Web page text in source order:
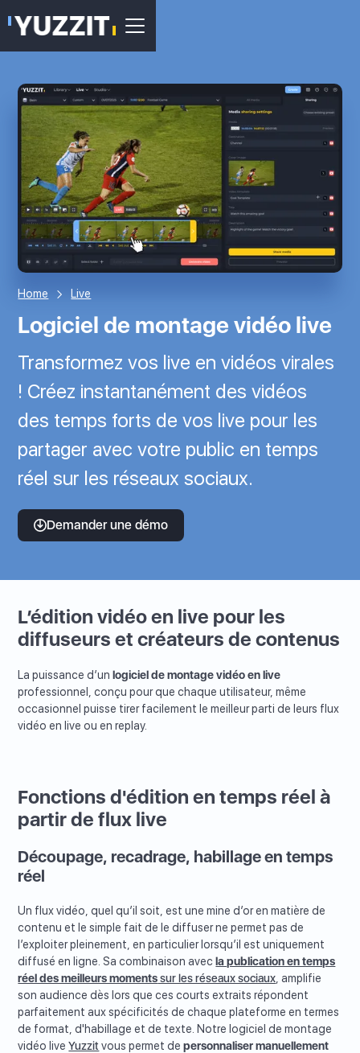
Home Live
Logiciel de montage vidéo live
Transformez vos live en vidéos virales
! Créez instantanément des vidéos
des temps forts de vos live pour les
partager avec votre public en temps
réel sur les réseaux sociaux.
Demander une démo
L’édition vidéo en live pour les
diffuseurs et créateurs de contenus
La puissance d’unlogiciel de montage vidéo en live
professionnel, conçu pour que chaque utilisateur, même
occasionnel puisse tirer facilement le meilleur parti de leurs flux
vidéo en live ou en replay.
Fonctions d'édition en temps réel à
partir de flux live
Découpage, recadrage, habillage en temps
réel
Un flux vidéo, quel qu’il soit, est une mine d’or en matière de
contenu et le simple fait de le diffuser ne permet pas de
l’exploiter pleinement, en particulier lorsqu’il est uniquement
diffusé en ligne. Sa combinaison avecla publication en temps
réel des meilleurs momentssur les réseaux sociaux, amplifie
son audience dès lors que ces courts extraits répondent
parfaitement aux spécificités de chaque plateforme en termes
de format, d'habillage et de texte. Notre logiciel de montage
vidéo liveYuzzit vous permet depersonnaliser manuellement